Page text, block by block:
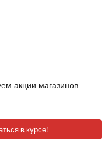
акции магазинов
в курсе!